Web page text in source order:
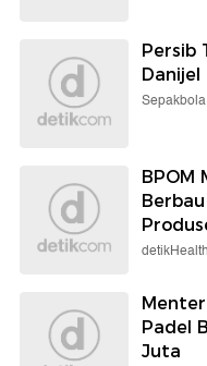
Persib
Danijel
Sepakbola
BPOM
detikHealth
Padel
Juta